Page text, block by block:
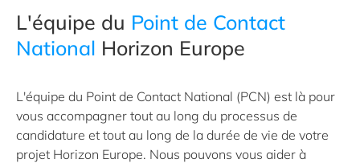
L'équipe du Point de Contact
National Horizon Europe
L'équipe du Point de Contact National (PCN) est là pour
vous accompagner tout au long du processus de
candidature et tout au long de la durée de vie de votre
projet Horizon Europe. Nous pouvons vous aider à